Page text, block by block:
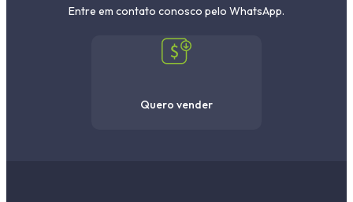
Entre em contato conosco pelo WhatsApp.
Quero vender